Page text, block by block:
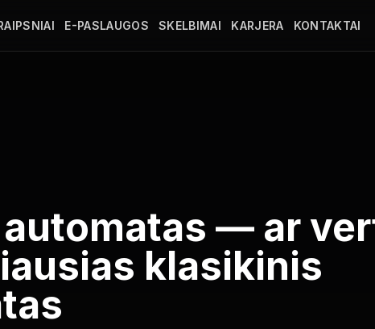
E-PASLAUGOS SKELBIMAI KARJERA KONTAKTAI
automatas — ar
klasikinis